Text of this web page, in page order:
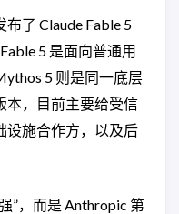
了 Claude Fable 5
5 是面向普通用
5 则是同一底层
本，目前主要给受信
设施合作方，以及后
”，而是 Anthropic 第